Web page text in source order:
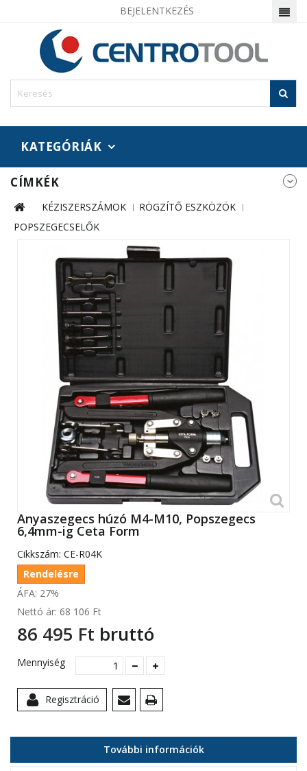
BEJELENTKEZÉS
KATEGÓRIÁK
CÍMKÉK
KÉZISZERSZÁMOK
RÖGZÍTŐ ESZKÖZÖK
POPSZEGECSELŐK
Anyaszegecs húzó M4-M10, Popszegecs
6,4mm-ig Ceta Form
Cikkszám: CE-R04K
Rendelésre
ÁFA: 27%
Nettó ár: 68 106 Ft‎
86 495 Ft‎ bruttó
Mennyiség
Regisztráció
További információk